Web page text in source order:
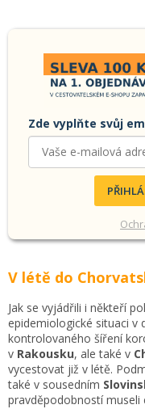
Zde vyplňte svůj
V létě do
Jak se vyjádřili i někteří
epidemiologické situaci v
kontrolovaného šíření
v Rakousku, ale také v
vycestovat již v létě.
také v sousedním
pravděpodobností museli